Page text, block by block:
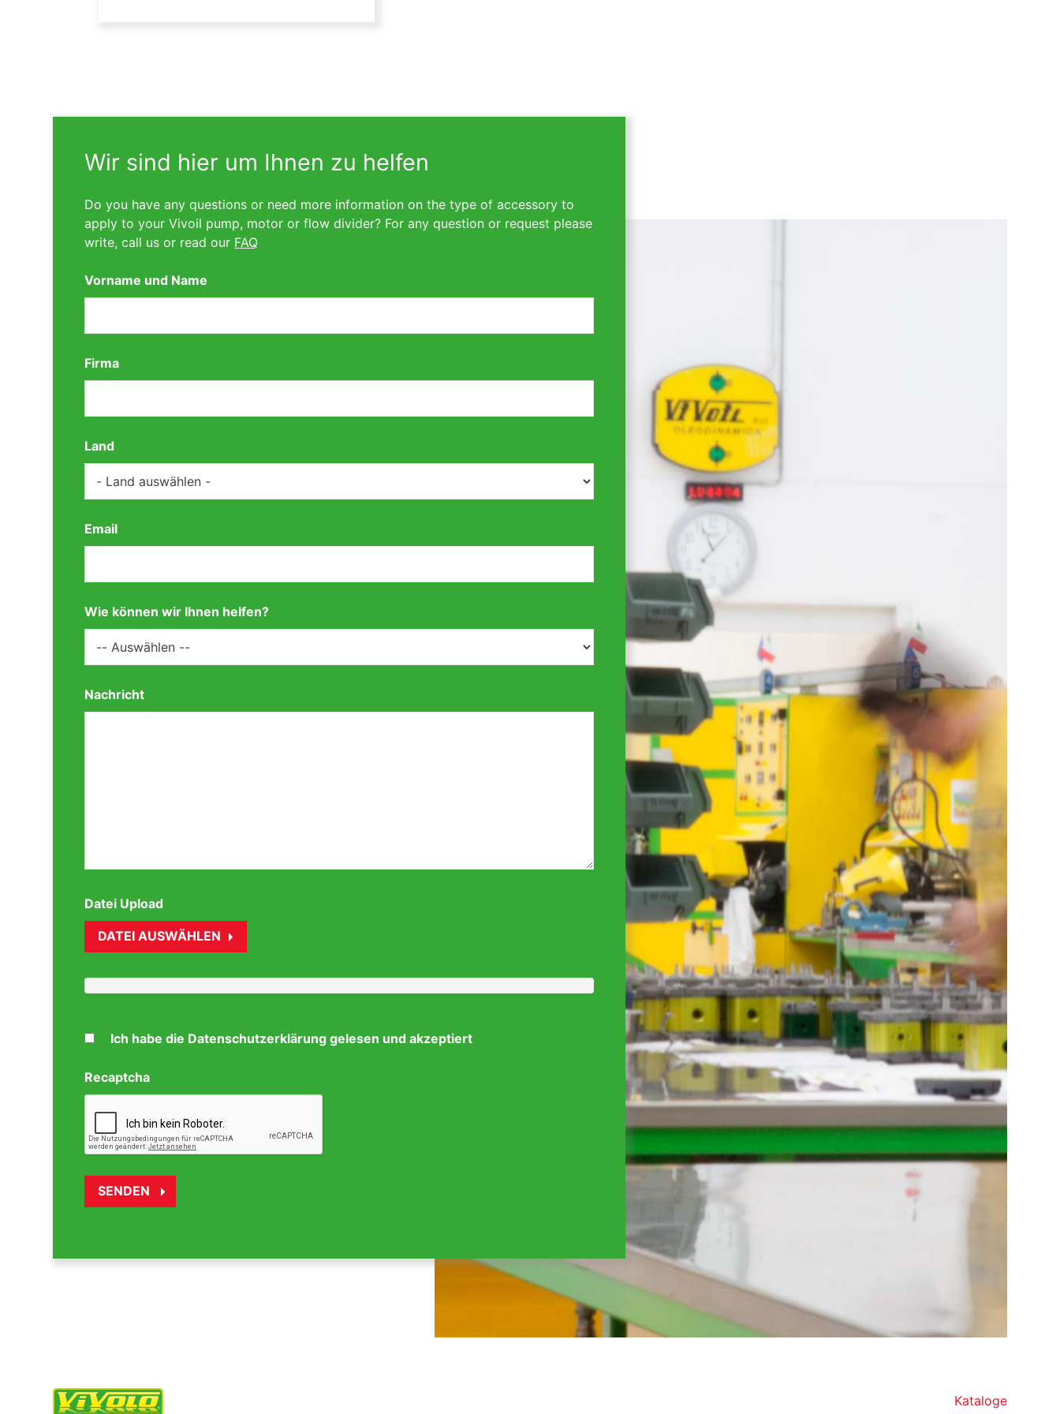
Wir sind hier um Ihnen zu helfen
Do you have any questions or need more information on the type of accessory to
apply to your Vivoil pump, motor or flow divider? For any question or request please
write, call us or read our FAQ
Vorname und Name
Firma
Land
Email
Wie können wir Ihnen helfen?
Nachricht
Datei Upload
DATEI AUSWÄHLEN
Ich habe die Datenschutzerklärung gelesen und akzeptiert
Recaptcha
Kataloge